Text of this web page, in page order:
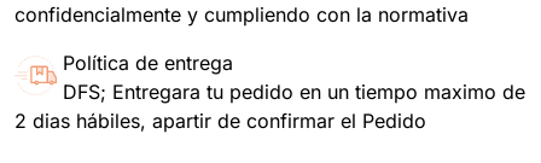
confidencialmente y cumpliendo con la normativa
Política de entrega
DFS; Entregara tu pedido en un tiempo maximo de
2 dias hábiles, apartir de confirmar el Pedido